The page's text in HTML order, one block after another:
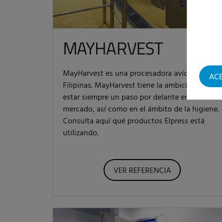
MAYHARVEST
MayHarvest es una procesadora avícola en
Filipinas. MayHarvest tiene la ambición de
estar siempre un paso por delante en su
mercado, así como en el ámbito de la higiene.
Consulta aquí qué productos Elpress está
utilizando.
VER REFERENCIA